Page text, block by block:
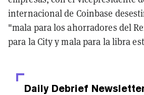
internacional de Coinbase
"mala para los ahorradores del
para la City y mala para la libra
Daily Debrief